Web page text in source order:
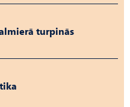
turpinās